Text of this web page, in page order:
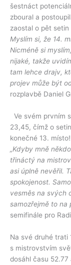
šestnáct
zboural a
zaostal o pět setin
Myslím si, že 14.
Nicméně si
nijaké, takže
tam lehce drajv,
projev může být
rozplavbě Daniel
Ve svém prvním
23,45, čímž o
konečné 13.
„Kdyby mně
třináctý na
asi úplně nevěřil.
spokojenost.
vesměs na svých
samozřejmě to na
semifinále pro
Na své druhé trati
s mistrovstvím
dosáhl času